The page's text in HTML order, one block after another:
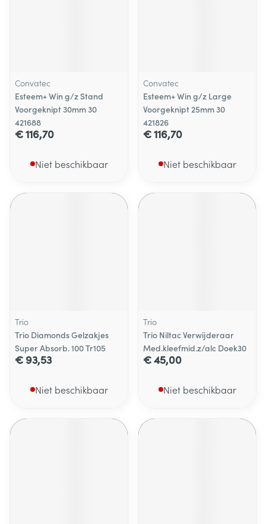
Convatec
Esteem+ Win g/z Stand
Voorgeknipt 30mm 30
421688
€ 116,70
Niet beschikbaar
Convatec
Esteem+ Win g/z Large
Voorgeknipt 25mm 30
421826
€ 116,70
Niet beschikbaar
Trio
Trio Diamonds Gelzakjes
Super Absorb. 100 Tr105
€ 93,53
Niet beschikbaar
Trio
Trio Niltac Verwijderaar
Med.kleefmid.z/alc Doek30
€ 45,00
Niet beschikbaar